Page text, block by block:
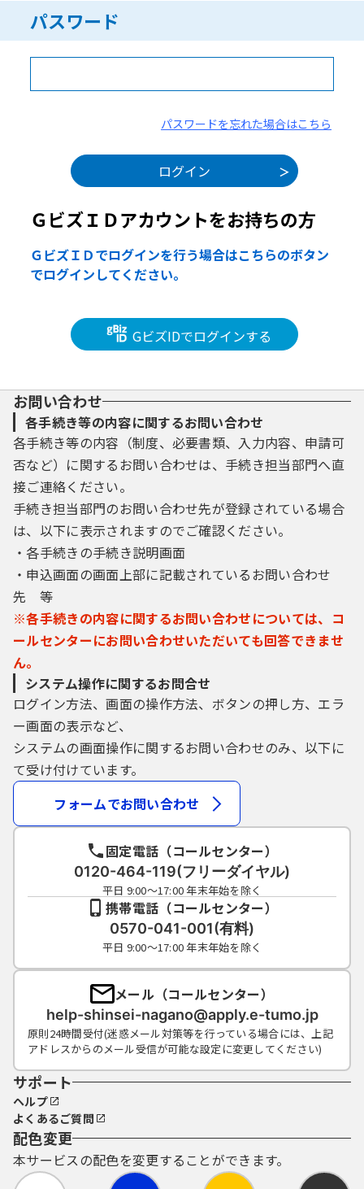
パスワード
パスワードを忘れた場合はこちら
ＧビズＩＤアカウントをお持ちの方
ＧビズＩＤでログインを行う場合はこちらのボタン
でログインしてください。
GビズIDでログインする
お問い合わせ
各手続き等の内容に関するお問い合わせ
各手続き等の内容（制度、必要書類、入力内容、申請可
否など）に関するお問い合わせは、手続き担当部門へ直
接ご連絡ください。
手続き担当部門のお問い合わせ先が登録されている場合
は、以下に表示されますのでご確認ください。
・各手続きの手続き説明画面
・申込画面の画面上部に記載されているお問い合わせ
先 等
※各手続きの内容に関するお問い合わせについては、コ
ールセンターにお問い合わせいただいても回答できませ
ん。
システム操作に関するお問合せ
ログイン方法、画面の操作方法、ボタンの押し方、エラ
ー画面の表示など、
システムの画面操作に関するお問い合わせのみ、以下に
て受け付けています。
フォームでお問い合わせ
固定電話（コールセンター）
0120-464-119(フリーダイヤル)
平日 9:00～17:00 年末年始を除く
携帯電話（コールセンター）
0570-041-001(有料)
平日 9:00～17:00 年末年始を除く
メール（コールセンター）
help-shinsei-nagano@apply.e-tumo.jp
原則24時間受付(迷惑メール対策等を行っている場合には、上記
アドレスからのメール受信が可能な設定に変更してください)
サポート
ヘルプ
よくあるご質問
配色変更
本サービスの配色を変更することができます。